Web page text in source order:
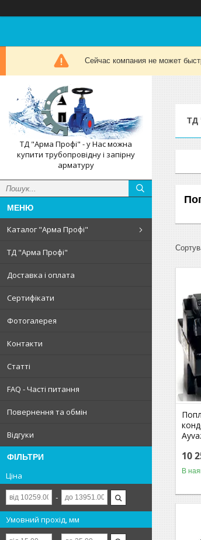
Сейчас компания не может
ТД "Арма Профі" - у Нас можна
купити трубопровідну і запірну
арматуру
Каталог "Арма Профі"
ТД "Арма Профі"
Доставка і оплата
Сертифікати
Фотогалерея
Контакти
Статті
FAQ - Часті питання
Повернення та обмін
Відгуки
ФІЛЬТРИ
Ціна
Умовний прохід, мм
ТД
10
В